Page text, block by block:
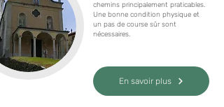
chemins principalement praticables.
Une bonne condition physique et
un pas de course sûr sont
nécessaires.
En savoir plus